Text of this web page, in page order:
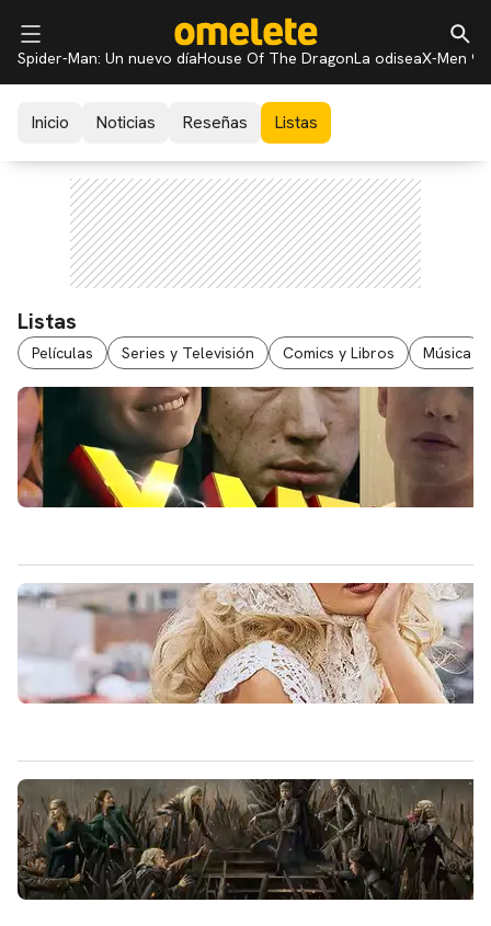
Spider-Man: Un nuevo díaHouse Of The DragonLa odiseaX-Men 97
Inicio Noticias Reseñas Listas
Listas
Películas Series y Televisión Comics y Libros Música